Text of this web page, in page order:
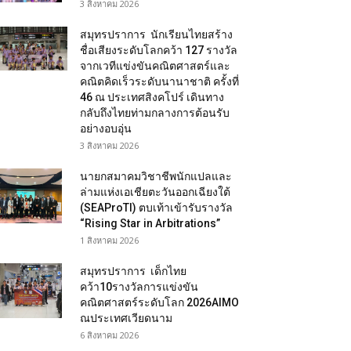
3 สิงหาคม 2026
สมุทรปราการ นักเรียนไทยสร้าง
ชื่อเสียงระดับโลกคว้า 127 รางวัล
จากเวทีแข่งขันคณิตศาสตร์และ
คณิตคิดเร็วระดับนานาชาติ ครั้งที่
46 ณ ประเทศสิงคโปร์ เดินทาง
กลับถึงไทยท่ามกลางการต้อนรับ
อย่างอบอุ่น
3 สิงหาคม 2026
นายกสมาคมวิชาชีพนักแปลและ
ล่ามแห่งเอเชียตะวันออกเฉียงใต้
(SEAProTI) ตบเท้าเข้ารับรางวัล
“Rising Star in Arbitrations”
1 สิงหาคม 2026
สมุทรปราการ เด็กไทย
คว้า10รางวัลการแข่งขัน
คณิตศาสตร์ระดับโลก 2026AIMO
ณประเทศเวียดนาม
6 สิงหาคม 2026